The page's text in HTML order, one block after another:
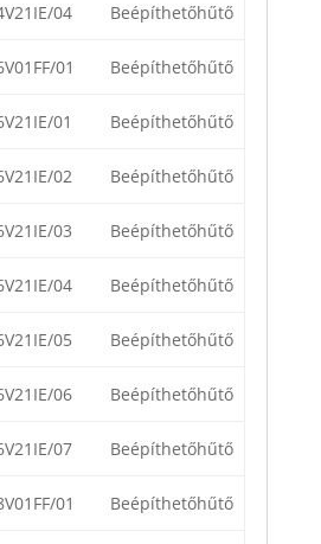
04 Beépíthetőhűtő
01 Beépíthetőhűtő
01 Beépíthetőhűtő
02 Beépíthetőhűtő
03 Beépíthetőhűtő
04 Beépíthetőhűtő
05 Beépíthetőhűtő
06 Beépíthetőhűtő
07 Beépíthetőhűtő
01 Beépíthetőhűtő